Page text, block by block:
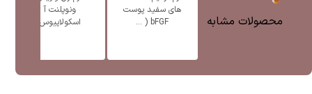
محصولات مشابه
های سفید پوست
bFGF ( ...
ونوپلنت آ
اسکولاپیوس